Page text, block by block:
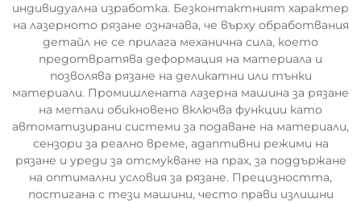
индивидуална изработка. Безконтактният характер
на лазерното рязане означава, че върху обработвания
детайл не се прилага механична сила, което
предотвратява деформация на материала и
позволява рязане на деликатни или тънки
материали. Промишлената лазерна машина за рязане
на метали обикновено включва функции като
автоматизирани системи за подаване на материали,
сензори за реално време, адаптивни режими на
рязане и уреди за отсмукване на прах, за поддържане
на оптимални условия за рязане. Прецизността,
постигана с тези машини, често прави излишни